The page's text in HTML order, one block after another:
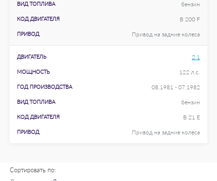
ВИД ТОПЛИВА бензин
КОД ДВИГАТЕЛЯ B 200 F
ПРИВОД Привод на задние колеса
ДВИГАТЕЛЬ 2.1
МОЩНОСТЬ 122 л.с.
ГОД ПРОИЗВОДСТВА 08.1981 - 07.1982
ВИД ТОПЛИВА бензин
КОД ДВИГАТЕЛЯ B 21 E
ПРИВОД Привод на задние колеса
Сортировать по: